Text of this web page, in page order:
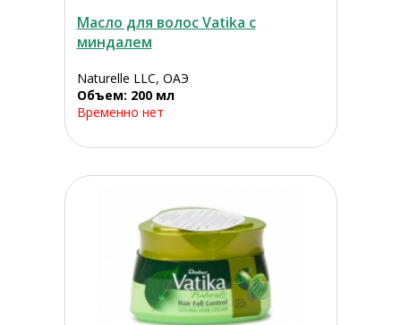
Масло для волос Vatika с
миндалем
Naturelle LLC, ОАЭ
Объем: 200 мл
Временно нет